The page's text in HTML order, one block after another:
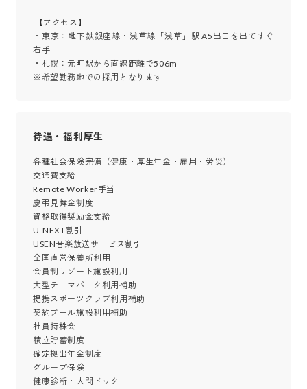
・東京：地下鉄銀座線・浅草線「浅草」駅 A5出口を出てすぐ
右手
・札幌：元町駅から直線距離で506m
※希望勤務地での採用となります
待遇・福利厚生
各種社会保険完備（健康・厚生年金・雇用・労災）
交通費支給
Remote Worker手当
慶弔見舞金制度
資格取得奨励金支給
U-NEXT割引
USEN音楽放送サービス割引
全国直営保養所利用
会員制リゾート施設利用
大型テーマパーク利用補助
提携スポーツクラブ利用補助
契約プール施設利用補助
社員持株会
積立貯蓄制度
確定拠出年金制度
グループ保険
健康診断・人間ドック